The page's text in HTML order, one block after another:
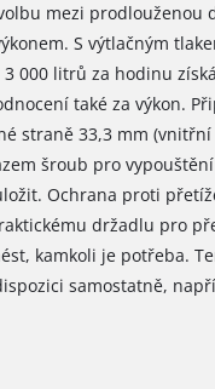
mezi prodlouženou
S výtlačným
000 litrů za hodinu
také za výkon.
straně 33,3 mm
šroub pro
Ochrana proti
držadlu pro
kamkoli je potřeba.
samostatně,